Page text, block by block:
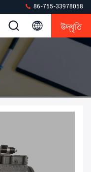
86-755-33978058
উদ্ধৃতি